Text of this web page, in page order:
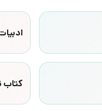
کتاب